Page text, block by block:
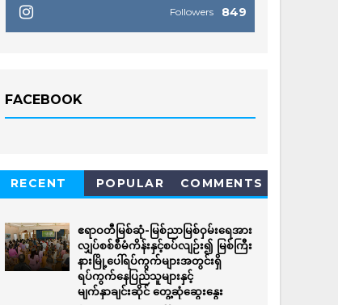
849
Followers
FACEBOOK
RECENT POPULAR COMMENTS
ဧရာဝတီမြစ်ဆုံ-မြစ်ညာမြစ်ဝှမ်းရေအား
လျှပ်စစ်စီမံကိန်းနှင့်စပ်လျဉ်း၍ မြစ်ကြီး
နားမြို့ပေါ်ရပ်ကွက်များအတွင်းရှိ
ရပ်ကွက်နေပြည်သူများနှင့်
မျက်နှာချင်းဆိုင် တွေ့ဆုံဆွေးနွေး